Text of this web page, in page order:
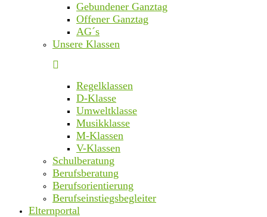
Gebundener Ganztag
Offener Ganztag
AG´s
Unsere Klassen
Regelklassen
D-Klasse
Umweltklasse
Musikklasse
M-Klassen
V-Klassen
Schulberatung
Berufsberatung
Berufsorientierung
Berufseinstiegsbegleiter
Elternportal